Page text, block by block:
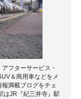
フターサービス・
＆商用車などをメ
満載ブログをチェ
はJR『紀三井寺』駅